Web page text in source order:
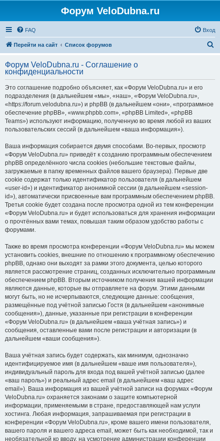
Форум VeloDubna.ru
FAQ Вход
Перейти на сайт Список форумов
с
Форум VeloDubna.ru - Соглашение о
конфиденциальности
Это соглашение подробно объясняет, как «Форум VeloDubna.ru» и его
подразделения (в дальнейшем «мы», «наш», «Форум VeloDubna.ru»,
«https://forum.velodubna.ru») и phpBB (в дальнейшем «они», «программное
обеспечение phpBB», «www.phpbb.com», «phpBB Limited», «phpBB
Teams») используют информацию, полученную во время любой из ваших
пользовательских сессий (в дальнейшем «ваша информация»).
Ваша информация собирается двумя способами. Во-первых, просмотр
«Форум VeloDubna.ru» приведёт к созданию программным обеспечением
phpBB определённого числа cookies (небольшие текстовые файлы,
загружаемые в папку временных файлов вашего браузера). Первые две
cookie содержат только идентификатор пользователя (в дальнейшем
«user-id») и идентификатор анонимной сессии (в дальнейшем «session-
id»), автоматически присвоенные вам программным обеспечением phpBB.
Третья cookie будет создана после просмотра одной из тем конференции
«Форум VeloDubna.ru» и будет использоваться для хранения информации
о прочтённых вами темах, повышая таким образом удобство работы с
форумами.
Также во время просмотра конференции «Форум VeloDubna.ru» мы можем
установить cookies, внешние по отношению к программному обеспечению
phpBB, однако они выходят за рамки этого документа, целью которого
является рассмотрение страниц, созданных исключительно программным
обеспечением phpBB. Вторым источником получения вашей информации
являются данные, которые вы отправляете на форум. Этими данными
могут быть, но не исчерпываются, следующие данные: сообщения,
размещённые под учётной записью Гостя (в дальнейшем «анонимные
сообщения»), данные, указанные при регистрации в конференции
«Форум VeloDubna.ru» (в дальнейшем «ваша учётная запись») и
сообщения, оставленные вами после регистрации и авторизации (в
дальнейшем «ваши сообщения»).
Ваша учётная запись будет содержать, как минимум, однозначно
идентифицируемое имя (в дальнейшем «ваше имя пользователя»),
индивидуальный пароль для входа под вашей учётной записью (далее
«ваш пароль») и реальный адрес email (в дальнейшем «ваш адрес
email»). Ваша информация из вашей учётной записи на форумах «Форум
VeloDubna.ru» охраняется законами о защите компьютерной
информации, применяемыми в стране, предоставляющей нам услуги
хостинга. Любая информация, запрашиваемая при регистрации в
конференции «Форум VeloDubna.ru», кроме вашего имени пользователя,
вашего пароля и вашего адреса email, может быть как необходимой, так и
необязательной ко вводу, на усмотрение администрации конференции